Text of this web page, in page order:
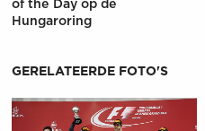
of the Day op de
Hungaroring
GERELATEERDE FOTO'S